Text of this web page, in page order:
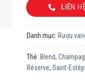
LIÊN
Danh mục: Rượu
Thẻ: Blend,
Réserve, Saint-